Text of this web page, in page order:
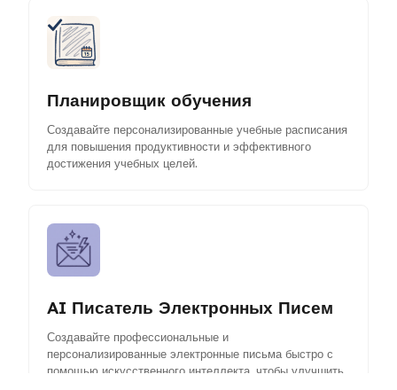
Планировщик обучения
Создавайте персонализированные учебные расписания
для повышения продуктивности и эффективного
достижения учебных целей.
AI Писатель Электронных Писем
Создавайте профессиональные и
персонализированные электронные письма быстро с
помощью искусственного интеллекта, чтобы улучшить